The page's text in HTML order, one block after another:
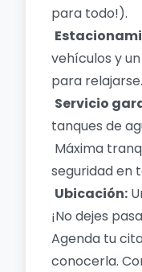
para todo!).
vehículos y
para relajarse.
Servicio
tanques de
Máxima
seguridad en
Ubicación:
¡No dejes
Agenda tu
conocerla.